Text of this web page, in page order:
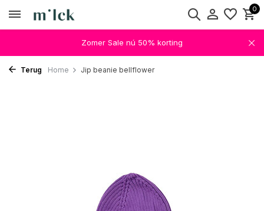
0
Zomer Sale nú 50% korting
Terug Home Jip beanie bellflower